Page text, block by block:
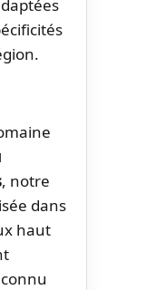
, notre
dans
haut